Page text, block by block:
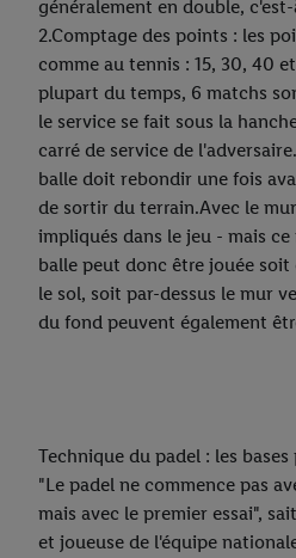
généralement en double,
2.Comptage des points : les
comme au tennis : 15, 30, 40
plupart du temps, 6 matchs
le service se fait sous la
carré de service de
balle doit rebondir une fois
de sortir du terrain.Avec le
impliqués dans le jeu - mais
balle peut donc être jouée
le sol, soit par-dessus le mur
du fond peuvent également
Technique du padel : les
"Le padel ne commence pas
mais avec le premier essai",
et joueuse de l'équipe